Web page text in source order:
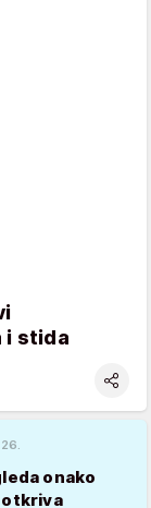
i stida
onako
otkriva